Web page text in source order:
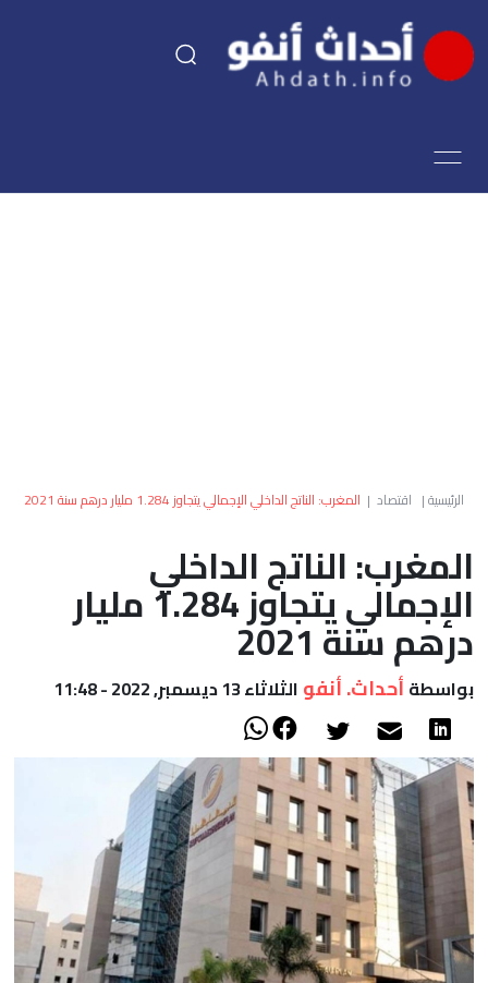
اقتصاد
العالم
أعمدة
الصحراء
الرئيسية| اقتصاد | المغرب: الناتج الداخلي الإجمالي يتجاوز 1.284 مليار درهم سنة 2021
المغرب: الناتج الداخلي
الإجمالي يتجاوز 1.284 مليار
درهم سنة 2021
بواسطة أحداث. أنفو الثلاثاء 13 ديسمبر, 2022 - 11:48